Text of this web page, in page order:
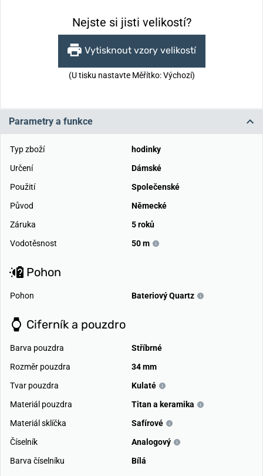
Nejste si jisti velikostí?
Vytisknout vzory velikostí
(U tisku nastavte Měřítko: Výchozí)
Parametry a funkce
Typ zboží
hodinky
Určení
Dámské
Použití
Společenské
Původ
Německé
Záruka
5 roků
Vodotěsnost
50 m
Pohon
Pohon Bateriový Quartz
Ciferník a pouzdro
Barva pouzdra
Stříbrné
Rozměr pouzdra
34 mm
Tvar pouzdra
Kulaté
Materiál pouzdra
Titan a keramika
Materiál sklíčka
Safírové
Číselník
Analogový
Barva číselníku
Bílá